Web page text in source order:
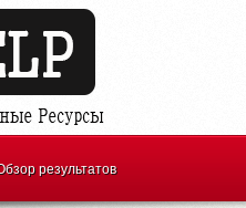
результатов